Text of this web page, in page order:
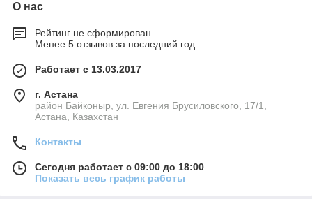
О нас
Рейтинг не сформирован
Менее 5 отзывов за последний год
Работает с 13.03.2017
г. Астана
район Байконыр, ул. Евгения Брусиловского, 17/1,
Астана, Казахстан
Контакты
Сегодня работает с 09:00 до 18:00
Показать весь график работы